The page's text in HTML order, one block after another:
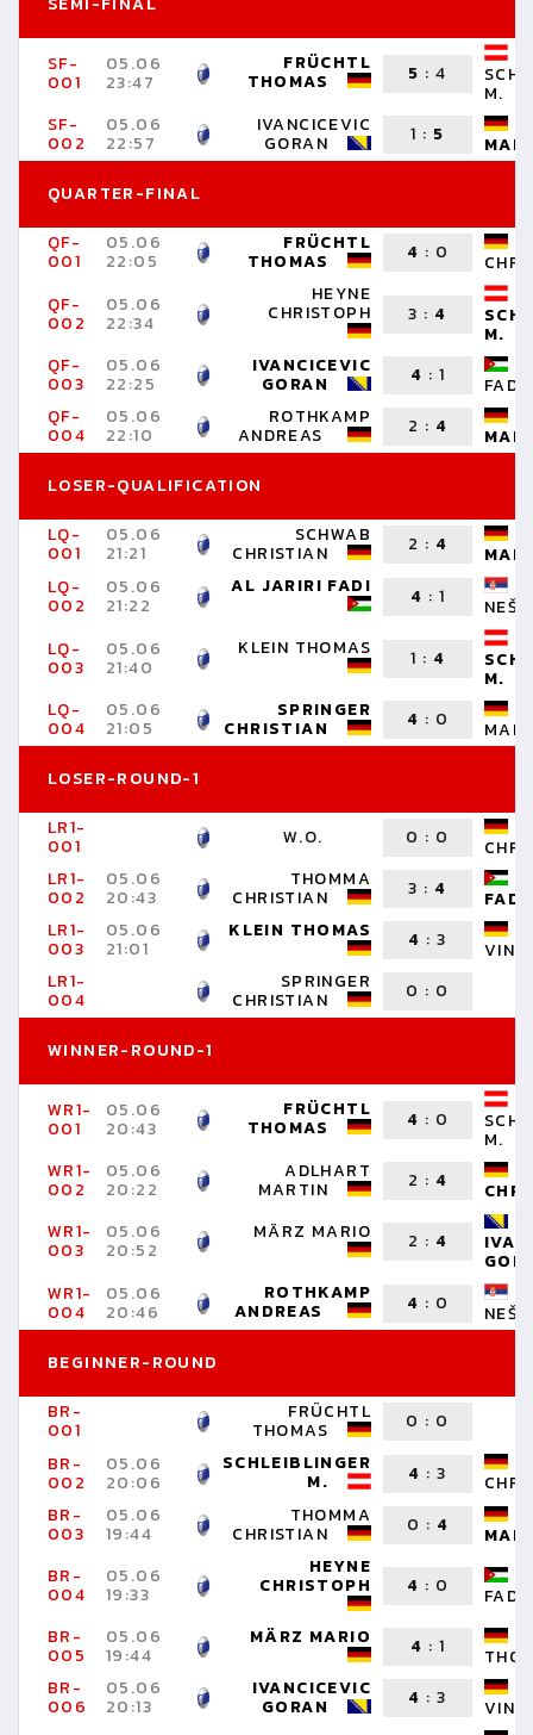
SF-
001
05.06
23:47
FRÜCHTL
THOMAS 5 :4
M.
SF-
002
05.06
22:57
IVANCICEVIC
GORAN 1 : 5
QUARTER-FINAL
QF-
001
05.06
22:05
FRÜCHTL
THOMAS 4 : 0
QF-
002
05.06
22:34
HEYNE
CHRISTOPH 3 : 4
M.
QF-
003
05.06
22:25
IVANCICEVIC
GORAN 4 : 1
FADI
QF-
004
05.06
22:10
ROTHKAMP
ANDREAS 2 : 4
LOSER-QUALIFICATION
LQ-
001
05.06
21:21
SCHWAB
CHRISTIAN 2 : 4
LQ-
002
05.06
21:22
AL JARIRI FADI 4 : 1
NEŠA
LQ-
003
05.06
21:40
KLEIN THOMAS 1 : 4
M.
LQ-
004
05.06
21:05
SPRINGER
CHRISTIAN 4 : 0
LOSER-ROUND-1
LR1-
001 W.O. 0 : 0
LR1-
002
05.06
20:43
THOMMA
CHRISTIAN 3 : 4
FADI
LR1-
003
05.06
21:01
KLEIN THOMAS 4 :3
LR1-
004
SPRINGER
CHRISTIAN 0 : 0
WINNER-ROUND-1
WR1-
001
05.06
20:43
FRÜCHTL
THOMAS 4 : 0
M.
WR1-
002
05.06
20:22
ADLHART
MARTIN 2 : 4
WR1-
003
05.06
20:52
MÄRZ MARIO 2 : 4
WR1-
004
05.06
20:46
ROTHKAMP
ANDREAS 4 : 0
NEŠA
BEGINNER-ROUND
BR-
001
FRÜCHTL
THOMAS 0 : 0
BR-
002
05.06
20:06
SCHLEIBLINGER
M. 4 :3
BR-
003
05.06
19:44
THOMMA
CHRISTIAN 0 : 4
BR-
004
05.06
19:33
HEYNE
CHRISTOPH 4 : 0
FADI
BR-
005
05.06
19:44
MÄRZ MARIO 4 : 1
BR-
006
05.06
20:13
IVANCICEVIC
GORAN 4 :3